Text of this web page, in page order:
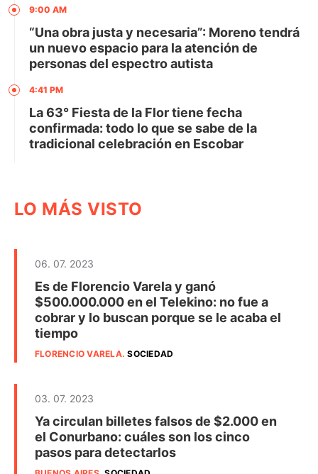
9:00 AM
“Una obra justa y necesaria”: Moreno tendrá
un nuevo espacio para la atención de
personas del espectro autista
4:41 PM
La 63° Fiesta de la Flor tiene fecha
confirmada: todo lo que se sabe de la
tradicional celebración en Escobar
LO MÁS VISTO
06. 07. 2023
Es de Florencio Varela y ganó
$500.000.000 en el Telekino: no fue a
cobrar y lo buscan porque se le acaba el
tiempo
FLORENCIO VARELA.SOCIEDAD
03. 07. 2023
Ya circulan billetes falsos de $2.000 en
el Conurbano: cuáles son los cinco
pasos para detectarlos